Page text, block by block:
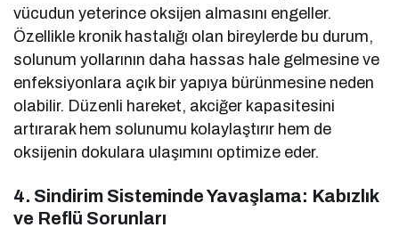
vücudun yeterince oksijen almasını engeller.
Özellikle kronik hastalığı olan bireylerde bu durum,
solunum yollarının daha hassas hale gelmesine ve
enfeksiyonlara açık bir yapıya bürünmesine neden
olabilir. Düzenli hareket, akciğer kapasitesini
artırarak hem solunumu kolaylaştırır hem de
oksijenin dokulara ulaşımını optimize eder.
4. Sindirim Sisteminde Yavaşlama: Kabızlık
ve Reflü Sorunları